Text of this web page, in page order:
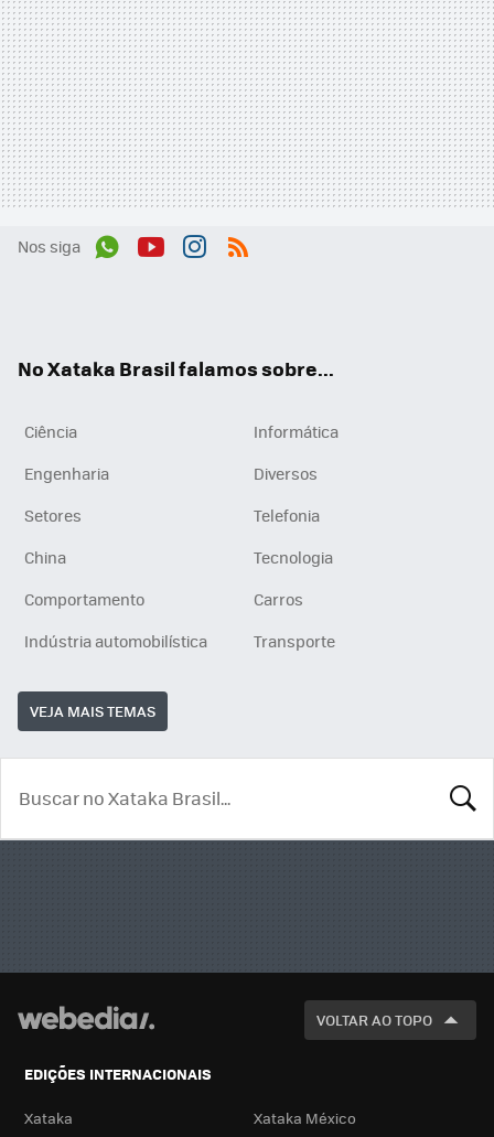
Nos siga
No Xataka Brasil falamos sobre...
Ciência
Informática
Engenharia
Diversos
Setores
Telefonia
China
Tecnologia
Comportamento
Carros
Indústria automobilística
Transporte
VEJA MAIS TEMAS
VOLTAR AO TOPO
EDIÇÕES INTERNACIONAIS
Xataka Xataka México